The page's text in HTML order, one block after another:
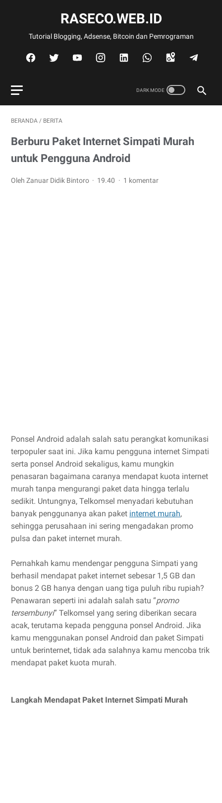
RASECO.WEB.ID
Tutorial Blogging, Adsense, Bitcoin dan Pemrograman
BERANDA / BERITA
Berburu Paket Internet Simpati Murah
untuk Pengguna Android
Oleh Zanuar Didik Bintoro 19.40 1 komentar
Ponsel Android adalah salah satu perangkat komunikasi
terpopuler saat ini. Jika kamu pengguna internet Simpati
serta ponsel Android sekaligus, kamu mungkin
penasaran bagaimana caranya mendapat kuota internet
murah tanpa mengurangi paket data hingga terlalu
sedikit. Untungnya, Telkomsel menyadari kebutuhan
banyak penggunanya akan paket internet murah,
sehingga perusahaan ini sering mengadakan promo
pulsa dan paket internet murah.
Pernahkah kamu mendengar pengguna Simpati yang
berhasil mendapat paket internet sebesar 1,5 GB dan
bonus 2 GB hanya dengan uang tiga puluh ribu rupiah?
Penawaran seperti ini adalah salah satu “promo
tersembunyi” Telkomsel yang sering diberikan secara
acak, terutama kepada pengguna ponsel Android. Jika
kamu menggunakan ponsel Android dan paket Simpati
untuk berinternet, tidak ada salahnya kamu mencoba trik
mendapat paket kuota murah.
Langkah Mendapat Paket Internet Simpati Murah